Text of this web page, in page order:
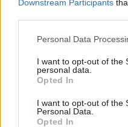
Downstream Participants
Please note that this
not limited to your visit or
grant or deny consent to
use your data for below
consent section.
Personal Data
I want to opt-out of the
personal data.
Opted In
I want to opt-out of the
Personal Data.
Opted In
Noemi in ospedale: il
ritorno sul palco
Susanna Riva · 6 Ago 2026